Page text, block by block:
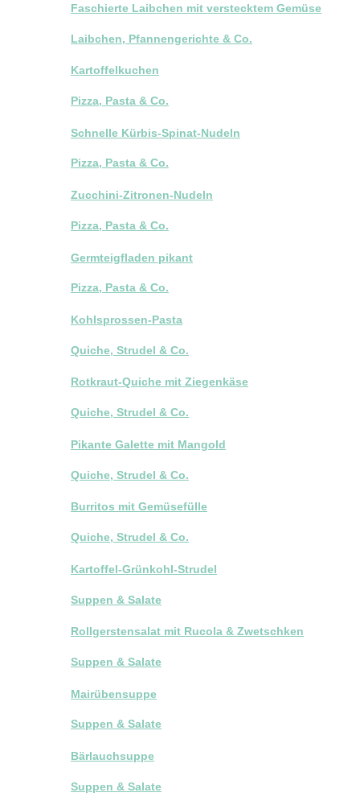
Faschierte Laibchen mit verstecktem Gemüse
Laibchen, Pfannengerichte & Co.
Kartoffelkuchen
Pizza, Pasta & Co.
Schnelle Kürbis-Spinat-Nudeln
Pizza, Pasta & Co.
Zucchini-Zitronen-Nudeln
Pizza, Pasta & Co.
Germteigfladen pikant
Pizza, Pasta & Co.
Kohlsprossen-Pasta
Quiche, Strudel & Co.
Rotkraut-Quiche mit Ziegenkäse
Quiche, Strudel & Co.
Pikante Galette mit Mangold
Quiche, Strudel & Co.
Burritos mit Gemüsefülle
Quiche, Strudel & Co.
Kartoffel-Grünkohl-Strudel
Suppen & Salate
Rollgerstensalat mit Rucola & Zwetschken
Suppen & Salate
Mairübensuppe
Suppen & Salate
Bärlauchsuppe
Suppen & Salate